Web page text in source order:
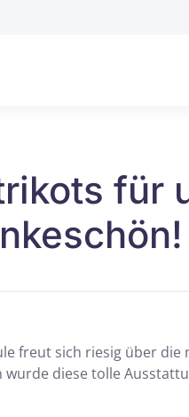
für
freut sich riesig über
diese tolle